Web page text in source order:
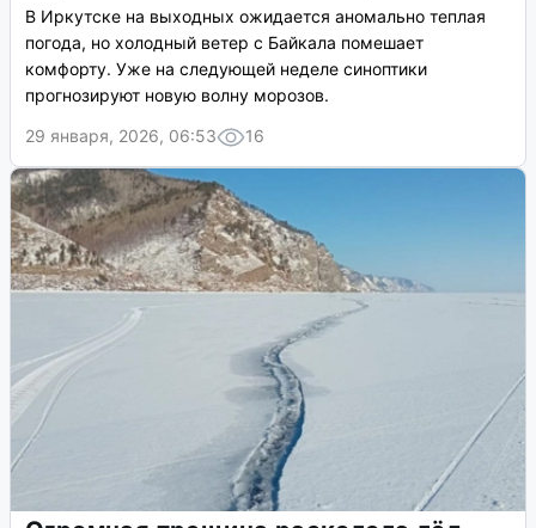
В Иркутске на выходных ожидается аномально теплая
погода, но холодный ветер с Байкала помешает
комфорту. Уже на следующей неделе синоптики
прогнозируют новую волну морозов.
29 января, 2026, 06:53
16